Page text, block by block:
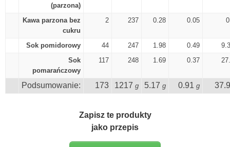
(parzona)
Kawa parzona bez
cukru
2 237 0.28 0.05 0
Sok pomidorowy 44 247 1.98 0.49
Sok
pomarańczowy
117 248 1.69 0.37
Podsumowanie: 173 1217 g 5.17 g 0.91 g
Zapisz te produkty
jako przepis